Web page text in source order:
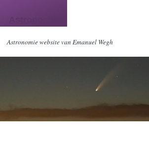
Astronomie website van Emanuel Wegh